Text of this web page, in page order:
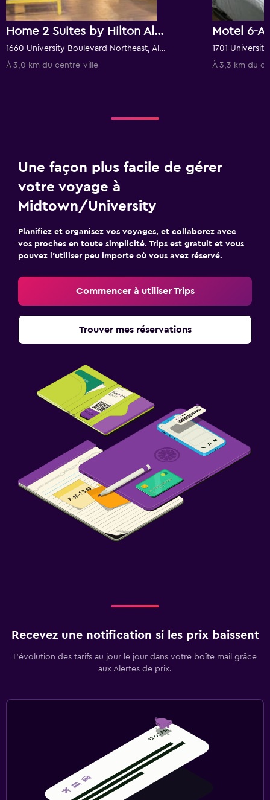
Home 2 Suites by Hilton Albuquerque / Downtown - University
1660 University Boulevard Northeast, Albuquerque, NM, États-Unis
À 3,0 km du centre-ville
À 3,3 km du
Une façon plus facile de gérer
votre voyage à
Midtown/University
Planifiez et organisez vos voyages, et collaborez avec
vos proches en toute simplicité. Trips est gratuit et vous
pouvez l’utiliser peu importe où vous avez réservé.
Commencer à utiliser Trips
Trouver mes réservations
Recevez une notification si les prix baissent
L’évolution des tarifs au jour le jour dans votre boîte mail grâce
aux Alertes de prix.